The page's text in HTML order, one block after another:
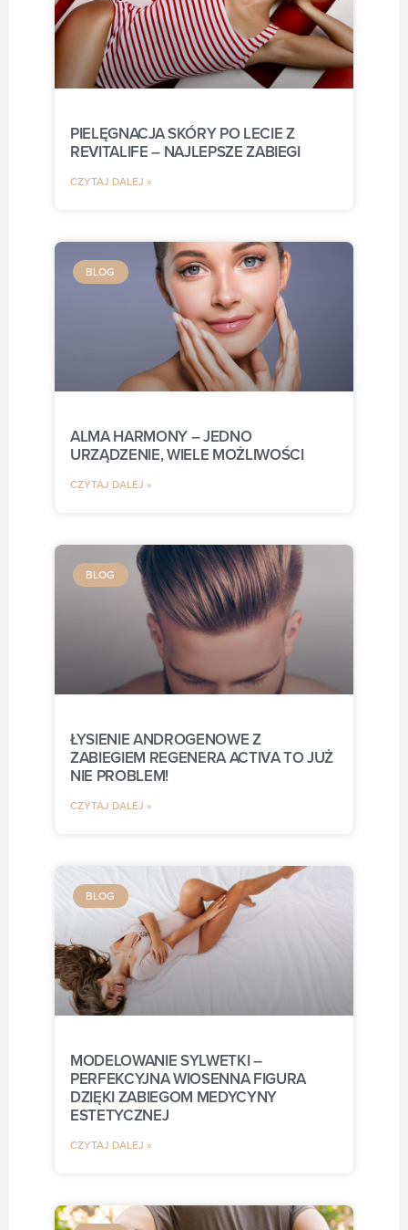
PIELĘGNACJA SKÓRY PO LECIE Z
REVITALIFE – NAJLEPSZE ZABIEGI
CZYTAJ DALEJ »
BLOG
ALMA HARMONY – JEDNO
URZĄDZENIE, WIELE MOŻLIWOŚCI
CZYTAJ DALEJ »
BLOG
ŁYSIENIE ANDROGENOWE Z
ZABIEGIEM REGENERA ACTIVA TO JUŻ
NIE PROBLEM!
CZYTAJ DALEJ »
BLOG
MODELOWANIE SYLWETKI –
PERFEKCYJNA WIOSENNA FIGURA
DZIĘKI ZABIEGOM MEDYCYNY
ESTETYCZNEJ
CZYTAJ DALEJ »